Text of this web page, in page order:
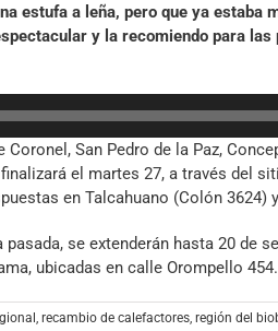
estufa a leña, pero que ya estaba
y la recomiendo para
San Pedro de la Paz,
el martes 27, a través del
en Talcahuano (Colón 3624)
se extenderán hasta 20 de
ubicadas en calle Orompello 454.
recambio de calefactores región del